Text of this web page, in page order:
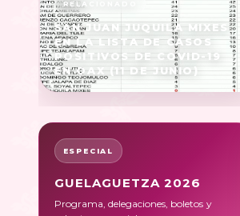
SAN JUAN JUQUILA MIXES
EN LA LISTA DE CASOS
POSITIVOS DE COVID-19
EN OAX (11 DE JUNIO)
ESPECIAL
GUELAGUETZA 2026
Programa, delegaciones, boletos y